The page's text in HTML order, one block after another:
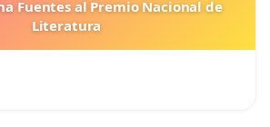
Fuentes al Premio Nacional de
Literatura